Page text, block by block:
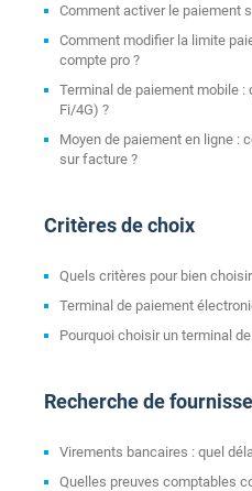
Comment activer le paiement
Comment modifier la limite
compte pro ?
Terminal de paiement mobile
Fi/4G) ?
Moyen de paiement en ligne :
sur facture ?
Critères de choix
Quels critères pour bien
Terminal de paiement
Pourquoi choisir un terminal
Recherche de
Virements bancaires : quel
Quelles preuves comptables